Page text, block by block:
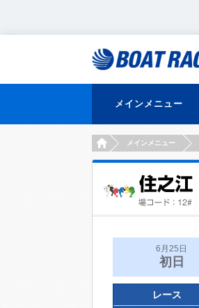
メインメニュー
HOMEメインメニュー
6月25日
初日
レース